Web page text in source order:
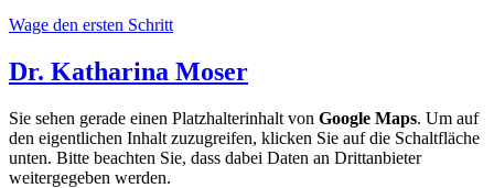
Wage den ersten Schritt
Dr. Katharina Moser
Sie sehen gerade einen Platzhalterinhalt von Google Maps. Um auf
den eigentlichen Inhalt zuzugreifen, klicken Sie auf die Schaltfläche
unten. Bitte beachten Sie, dass dabei Daten an Drittanbieter
weitergegeben werden.